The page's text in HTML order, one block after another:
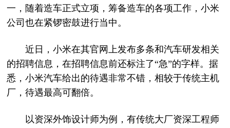
一，随着造车正式立项，筹备造车的各项工作，小米
公司也在紧锣密鼓进行当中。
近日，小米在其官网上发布多条和汽车研发相关
的招聘信息，在招聘信息前还标注了“急”的字样。据
悉，小米汽车给出的待遇非常不错，相较于传统主机
厂，待遇最高可翻倍。
以资深外饰设计师为例，有传统大厂资深工程师